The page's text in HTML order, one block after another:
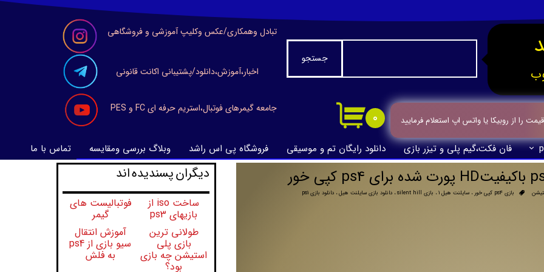
فان فکت،گیم پلی و تیزر بازی دانلود رایگان تم و موسیقی فروشگاه پی اس راشد وبلاگ بررسی ومقایسه تماس با ما
جامعه گیمرهای فوتبال،استریم حرفه ای FC و PES
تبادل وهمکاری/عکس وکلیپ آموزشی و فروشگاهی
اخبار،آموزش،دانلود/پشتیبانی اکانت قانونی
جستجو
۰ را از روبیکا یا واتس اپ استعلام فرمایید
بازی ps4 کپی خور ،سایلنت هیل 1 ، بازی silent hill ،دانلود بازی سایلنت هیل،دانلود بازی ps1
​​​دیگران پسندیده اند
ساخت iso از
بازیهای ps3
فوتبالیست های
گیمر
طولانی ترین
بازی پلی
استیشن چه بازی
بود؟
آموزش انتقال
سیو بازی از ps4
به فلش